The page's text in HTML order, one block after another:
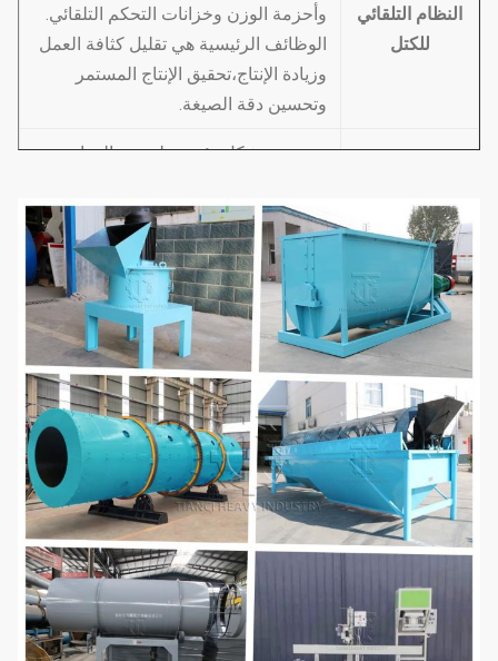
النظام التلقائي
للكتل
وأحزمة الوزن وخزانات التحكم التلقائي.
الوظائف الرئيسية هي تقليل كثافة العمل
وزيادة الإنتاج،تحقيق الإنتاج المستمر
وتحسين دقة الصيغة.
تستخدم بشكل رئيسي لسحق المواد
آلة خلط
تستخدم لخلط وتحريك المواد، وتعديل
محتوى الرطوبة في المواد، وإضافة
العناصر النزرة لتلبية احتياجات الحبيبات.
حجر طبل دوار تستخدم لصنع حبيبات الأسمدة
مجفف الدوار
يستخدم بشكل رئيسي للتجفيف بعد
التقطيع ، بحيث يمكن تخفيض رطوبة
الحبيبات بسرعة عند درجة حرارة عالية
،والذي هو مريح للتخزين ويحقق الإنتاج
المستمر وغير المتقطع.
آلة التبريد
يتم استخدامه بشكل رئيسي للتبريد
والإزالة من الرطوبة بعد التجفيف ، بحيث
يمكن للمادة الوصول بسرعة إلى درجة
حرارة الغرفة ، وتلبية متطلبات التخزين